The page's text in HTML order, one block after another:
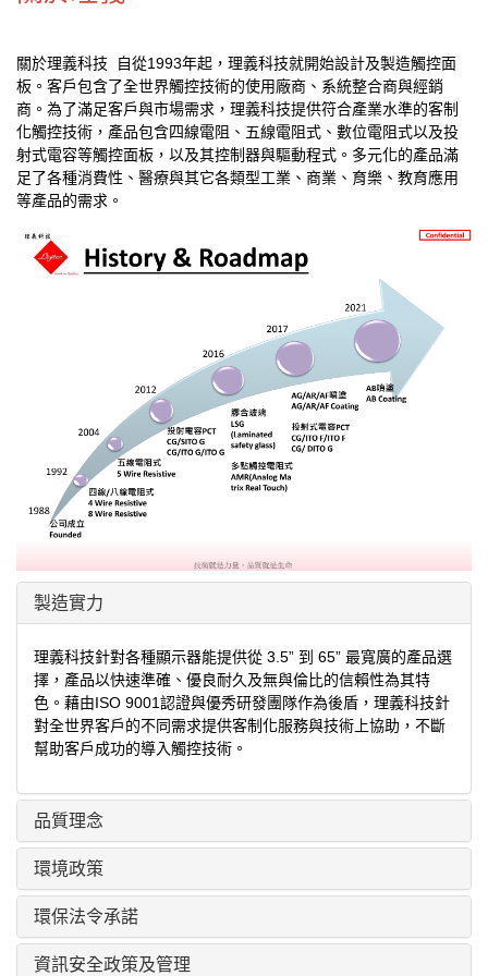
關於理義科技 自從1993年起，理義科技就開始設計及製造觸控面
板。客戶包含了全世界觸控技術的使用廠商、系統整合商與經銷
商。為了滿足客戶與市場需求，理義科技提供符合產業水準的客制
化觸控技術，產品包含四線電阻、五線電阻式、數位電阻式以及投
射式電容等觸控面板，以及其控制器與驅動程式。多元化的產品滿
足了各種消費性、醫療與其它各類型工業、商業、育樂、教育應用
等產品的需求。
製造實力
理義科技針對各種顯示器能提供從 3.5” 到 65” 最寬廣的產品選
擇，產品以快速準確、優良耐久及無與倫比的信賴性為其特
色。藉由ISO 9001認證與優秀研發團隊作為後盾，理義科技針
對全世界客戶的不同需求提供客制化服務與技術上協助，不斷
幫助客戶成功的導入觸控技術。
品質理念
環境政策
環保法令承諾
資訊安全政策及管理